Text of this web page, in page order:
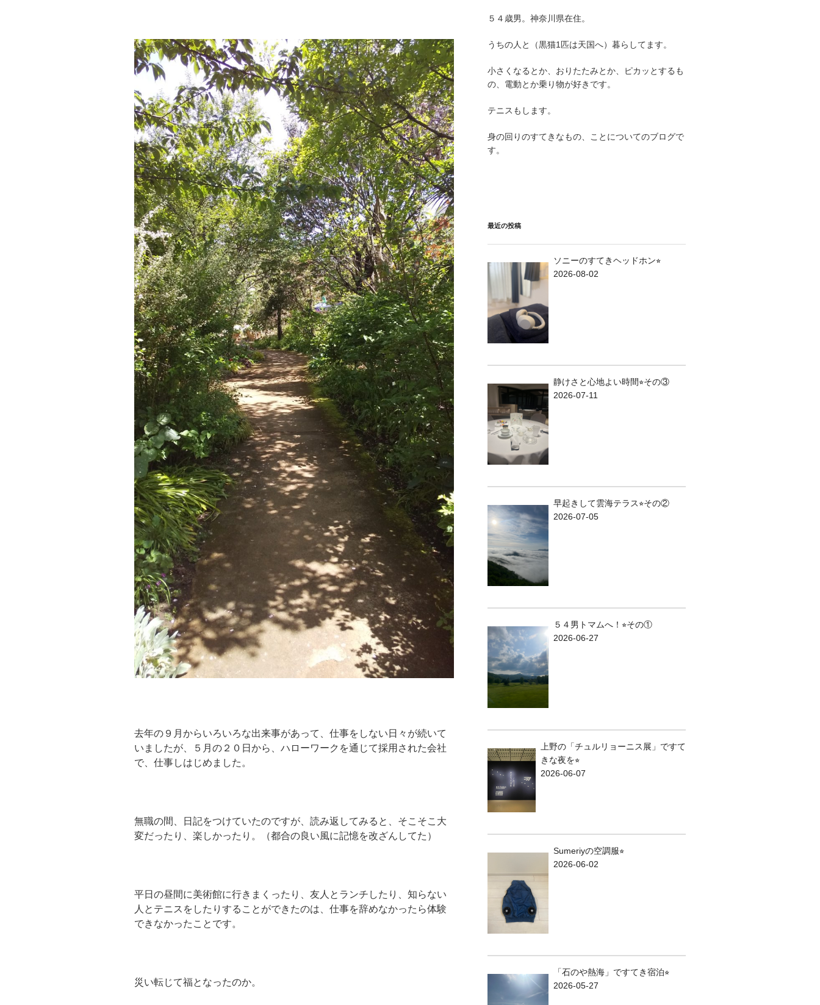
去年の９月からいろいろな出来事があって、仕事をしない日々が続いて
いましたが、５月の２０日から、ハローワークを通じて採用された会社
で、仕事しはじめました。
無職の間、日記をつけていたのですが、読み返してみると、そこそこ大
変だったり、楽しかったり。（都合の良い風に記憶を改ざんしてた）
平日の昼間に美術館に行きまくったり、友人とランチしたり、知らない
人とテニスをしたりすることができたのは、仕事を辞めなかったら体験
できなかったことです。
災い転じて福となったのか。
５４歳男。神奈川県在住。
うちの人と（黒猫1匹は天国へ）暮らしてます。
小さくなるとか、おりたたみとか、ピカッとするも
の、電動とか乗り物が好きです。
テニスもします。
身の回りのすてきなもの、ことについてのブログで
す。
最近の投稿
ソニーのすてきヘッドホン⭐︎
2026-08-02
静けさと心地よい時間⭐︎その③
2026-07-11
早起きして雲海テラス⭐︎その②
2026-07-05
５４男トマムへ！⭐︎その①
2026-06-27
上野の「チュルリョーニス展」ですて
きな夜を⭐︎
2026-06-07
Sumeriyの空調服⭐︎
2026-06-02
「石のや熱海」ですてき宿泊⭐︎
2026-05-27